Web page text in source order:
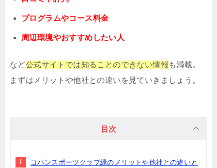
プログラムやコース料金
周辺環境やおすすめしたい人
など公式サイトでは知ることのできない情報 も満載。
まずはメリットや他社との違いを見ていきましょう。
目次
コパンスポーツクラブ緑のメリットや他社との違いと